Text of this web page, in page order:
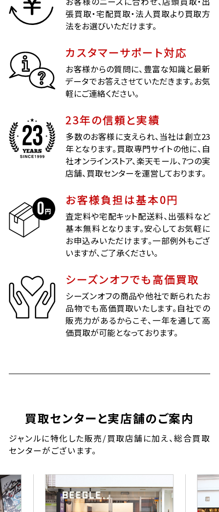
張買取・宅配買取・法人買取より買取方
法をお選びいただけます。
カスタマーサポート対応
お客様からの質問に、豊富な知識と最新
データでお答えさせていただきます。お気
軽にご連絡ください。
23年の信頼と実績
多数のお客様に支えられ、当社は創立23
年となります。買取専門サイトの他に、自
社オンラインストア、楽天モール、7つの実
店舗、買取センターを運営しております。
お客様負担は基本0円
査定料や宅配キット配送料、出張料など
基本無料となります。安心してお気軽に
お申込みいただけます。一部例外もござ
いますが、ご了承ください。
シーズンオフでも高価買取
シーズンオフの商品や他社で断られたお
品物でも高価買取いたします。自社での
販売力があるからこそ、一年を通して高
価買取が可能となっております。
買取センターと実店舗のご案内
ジャンルに特化した販売/買取店舗に加え、総合買取
センターがございます。